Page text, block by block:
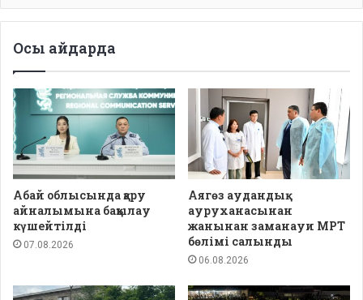
Осы айдарда
Абай облысында қару
айналымына бақылау
күшейтілді
07.08.2026
Аягөз аудандық
ауруханасынан
жанынан заманауи МРТ
бөлімі салынды
06.08.2026